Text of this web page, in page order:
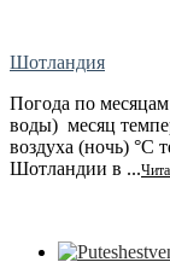
Шотландия
Погода по месяцам
воды) месяц
воздуха (ночь) °C
Шотландии в ...